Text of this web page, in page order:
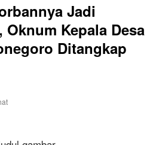
Jadi
Oknum Kepala Desa
Ditangkap